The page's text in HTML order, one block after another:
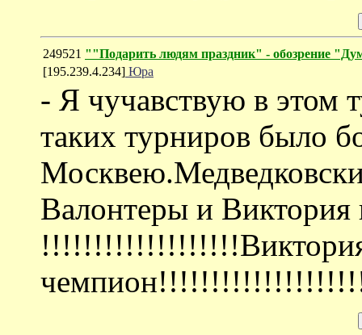
249521 ""Подарить людям праздник" - обозрение
[195.239.4.234] Юра
- Я чучавствую в этом
таких турниров было
Валонтеры и Виктория